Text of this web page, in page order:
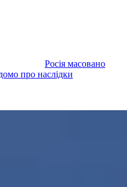
Росія масовано
про наслідки